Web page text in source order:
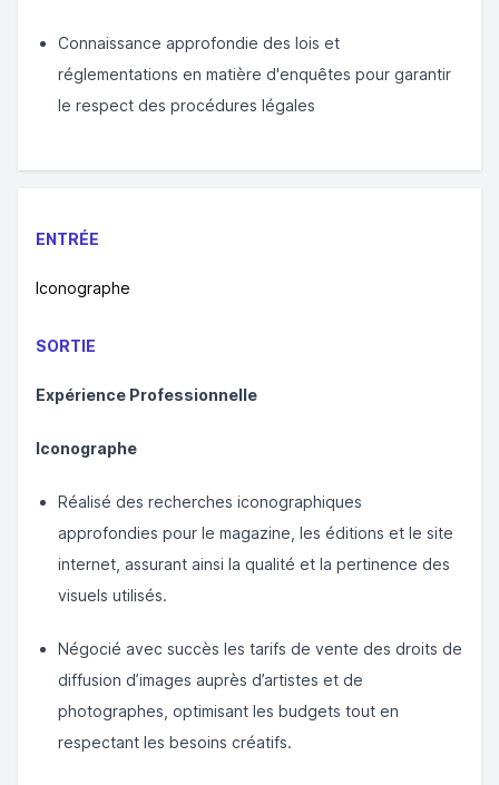
Connaissance approfondie des lois et
réglementations en matière d'enquêtes pour garantir
le respect des procédures légales
ENTRÉE
Iconographe
SORTIE
Expérience Professionnelle
Iconographe
Réalisé des recherches iconographiques
approfondies pour le magazine, les éditions et le site
internet, assurant ainsi la qualité et la pertinence des
visuels utilisés.
Négocié avec succès les tarifs de vente des droits de
diffusion d’images auprès d’artistes et de
photographes, optimisant les budgets tout en
respectant les besoins créatifs.